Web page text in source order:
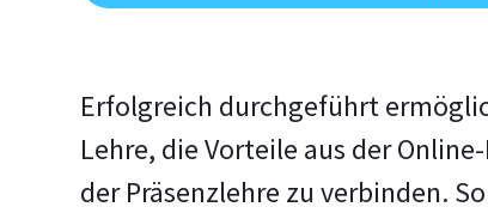
Erfolgreich durchgeführt
Lehre, die Vorteile aus der
der Präsenzlehre zu verbinden.